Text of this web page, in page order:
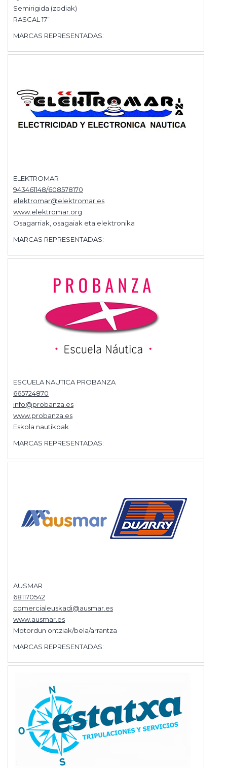
Semirigida (zodiak)
RASCAL 17”
MARCAS REPRESENTADAS:
ELEKTROMAR
943461148/608578170
elektromar@elektromar.es
www.elektromar.org
Osagarriak, osagaiak eta elektronika
MARCAS REPRESENTADAS:
ESCUELA NAUTICA PROBANZA
665724870
info@probanza.es
www.probanza.es
Eskola nautikoak
MARCAS REPRESENTADAS:
AUSMAR
681170542
comercialeuskadi@ausmar.es
www.ausmar.es
Motordun ontziak/bela/arrantza
MARCAS REPRESENTADAS: